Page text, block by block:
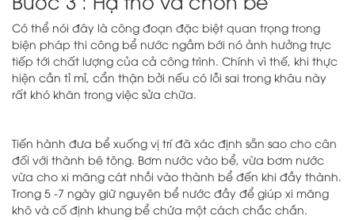
Có thể nói đây là công đoạn đặc biệt quan trọng trong
biện pháp thi công bể nước ngầm bới nó ảnh hưởng trực
tiếp tới chất lượng của cả công trình. Chính vì thế, khi thực
hiện cần tỉ mỉ, cẩn thận bởi nếu có lỗi sai trong khâu này
rất khó khăn trong việc sửa chữa.
Tiến hành đưa bể xuống vị trí đã xác định sẵn sao cho cân
đối với thành bê tông. Bơm nước vào bể, vừa bơm nước
vừa cho xi măng cát nhồi vào thành bể đến khi đầy thành.
Trong 5 -7 ngày giữ nguyên bể nước đầy để giúp xi măng
khô và cố định khung bể chứa một cách chắc chắn.